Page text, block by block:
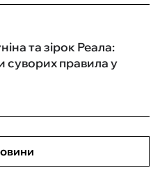
та зірок Реала:
суворих правила у